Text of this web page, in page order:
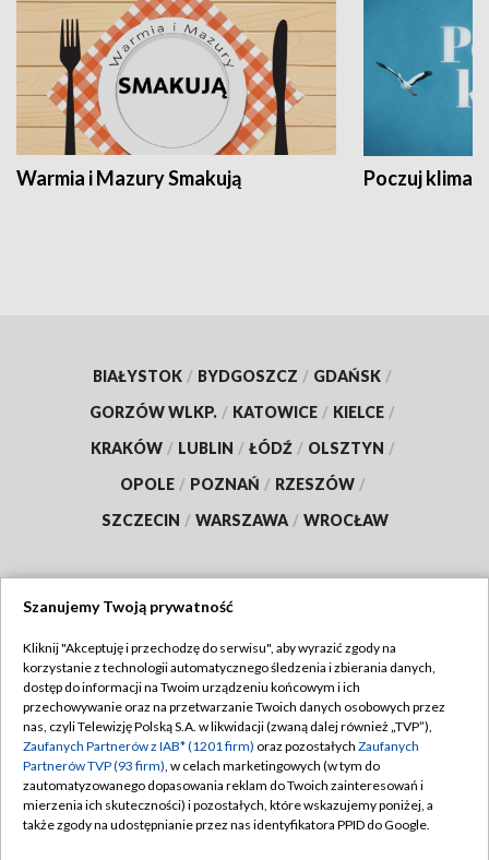
Warmia i Mazury Smakują Poczuj klimat
BIAŁYSTOK / BYDGOSZCZ / GDAŃSK /
GORZÓW WLKP. / KATOWICE / KIELCE /
KRAKÓW / LUBLIN / ŁÓDŹ / OLSZTYN /
OPOLE / POZNAŃ / RZESZÓW /
SZCZECIN / WARSZAWA / WROCŁAW
TVP
Abonament TVP
Emisja w TVP
Centrum informacji TVP
Naziemna Telewizja Cyfrowa
Regulamin TVP
Polityka prywatności
Moje zgody
Pomoc
Szanujemy Twoją prywatność
Kliknij "Akceptuję i przechodzę do serwisu", aby wyrazić zgody na
korzystanie z technologii automatycznego śledzenia i zbierania danych,
dostęp do informacji na Twoim urządzeniu końcowym i ich
przechowywanie oraz na przetwarzanie Twoich danych osobowych przez
nas, czyli Telewizję Polską S.A. w likwidacji (zwaną dalej również „TVP”),
Zaufanych Partnerów z IAB* (1201 firm) oraz pozostałych Zaufanych
Partnerów TVP (93 firm), w celach marketingowych (w tym do
zautomatyzowanego dopasowania reklam do Twoich zainteresowań i
mierzenia ich skuteczności) i pozostałych, które wskazujemy poniżej, a
także zgody na udostępnianie przez nas identyfikatora PPID do Google.